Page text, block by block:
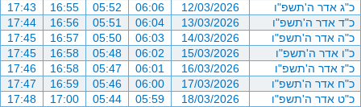
כ"ג אדר ה'תשפ"ו
12/03/2026
06:06
05:52
16:55
17:43
כ"ד אדר ה'תשפ"ו
13/03/2026
06:04
05:51
16:56
17:44
כ"ה אדר ה'תשפ"ו
14/03/2026
06:03
05:50
16:57
17:45
כ"ו אדר ה'תשפ"ו
15/03/2026
06:02
05:48
16:58
17:45
כ"ז אדר ה'תשפ"ו
16/03/2026
06:01
05:47
16:58
17:46
כ"ח אדר ה'תשפ"ו
17/03/2026
06:00
05:46
16:59
17:47
כ"ט אדר ה'תשפ"ו
18/03/2026
05:59
05:44
17:00
17:48